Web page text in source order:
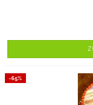
-65%